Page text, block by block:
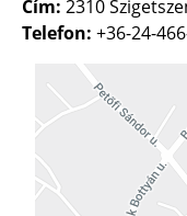
Cím: 2310
Telefon: +36-24-